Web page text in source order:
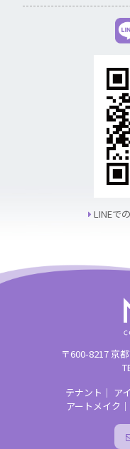
LINEで
〒600-8217 京
テナント ｜ ア
アートメイク ｜